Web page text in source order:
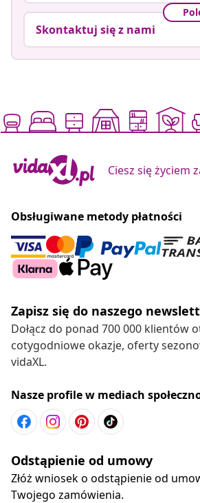
Skontaktuj się z nami
Ciesz się życiem
Obsługiwane metody płatności
Zapisz się do naszego
Dołącz do ponad 700 000 klientów
cotygodniowe okazje, oferty
vidaXL.
Nasze profile w mediach
Odstąpienie od umowy
Złóż wniosek o odstąpienie od
Twojego zamówienia.